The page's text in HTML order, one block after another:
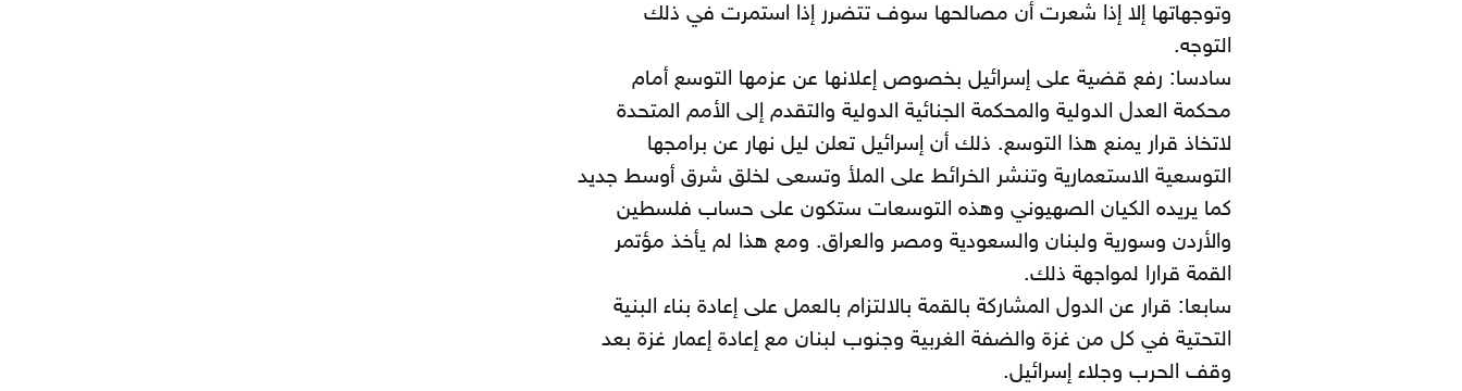
وتوجهاتها إلا إذا شعرت أن مصالحها سوف تتضرر إذا استمرت في ذلك
التوجه.
سادسا: رفع قضية على إسرائيل بخصوص إعلانها عن عزمها التوسع أمام
محكمة العدل الدولية والمحكمة الجنائية الدولية والتقدم إلى الأمم المتحدة
لاتخاذ قرار يمنع هذا التوسع. ذلك أن إسرائيل تعلن ليل نهار عن برامجها
التوسعية الاستعمارية وتنشر الخرائط على الملأ وتسعى لخلق شرق أوسط جديد
كما يريده الكيان الصهيوني وهذه التوسعات ستكون على حساب فلسطين
والأردن وسورية ولبنان والسعودية ومصر والعراق. ومع هذا لم يأخذ مؤتمر
القمة قرارا لمواجهة ذلك.
سابعا: قرار عن الدول المشاركة بالقمة بالالتزام بالعمل على إعادة بناء البنية
التحتية في كل من غزة والضفة الغربية وجنوب لبنان مع إعادة إعمار غزة بعد
وقف الحرب وجلاء إسرائيل.